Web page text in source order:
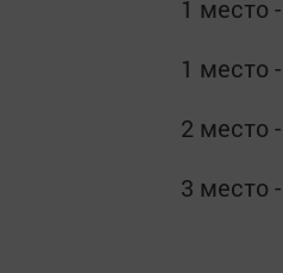
1 место
1 место
2 место
3 место